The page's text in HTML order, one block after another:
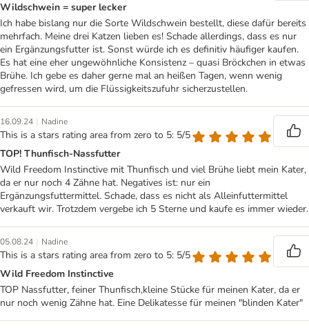
Wildschwein = super lecker
Ich habe bislang nur die Sorte Wildschwein bestellt, diese dafür bereits
mehrfach. Meine drei Katzen lieben es! Schade allerdings, dass es nur
ein Ergänzungsfutter ist. Sonst würde ich es definitiv häufiger kaufen.
Es hat eine eher ungewöhnliche Konsistenz – quasi Bröckchen in etwas
Brühe. Ich gebe es daher gerne mal an heißen Tagen, wenn wenig
gefressen wird, um die Flüssigkeitszufuhr sicherzustellen.
16.09.24 | Nadine
This is a stars rating area from zero to 5: 5/5
TOP! Thunfisch-Nassfutter
Wild Freedom Instinctive mit Thunfisch und viel Brühe liebt mein Kater,
da er nur noch 4 Zähne hat. Negatives ist: nur ein
Ergänzungsfuttermittel. Schade, dass es nicht als Alleinfuttermittel
verkauft wir. Trotzdem vergebe ich 5 Sterne und kaufe es immer wieder.
05.08.24 | Nadine
This is a stars rating area from zero to 5: 5/5
Wild Freedom Instinctive
TOP Nassfutter, feiner Thunfisch,kleine Stücke für meinen Kater, da er
nur noch wenig Zähne hat. Eine Delikatesse für meinen "blinden Kater"